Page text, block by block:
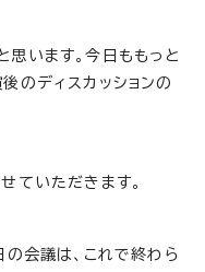
います。今日ももっと
のディスカッションの
ていただきます。
の会議は、これで終わら